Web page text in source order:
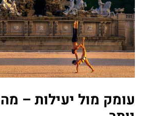
עומק מול יעילות –